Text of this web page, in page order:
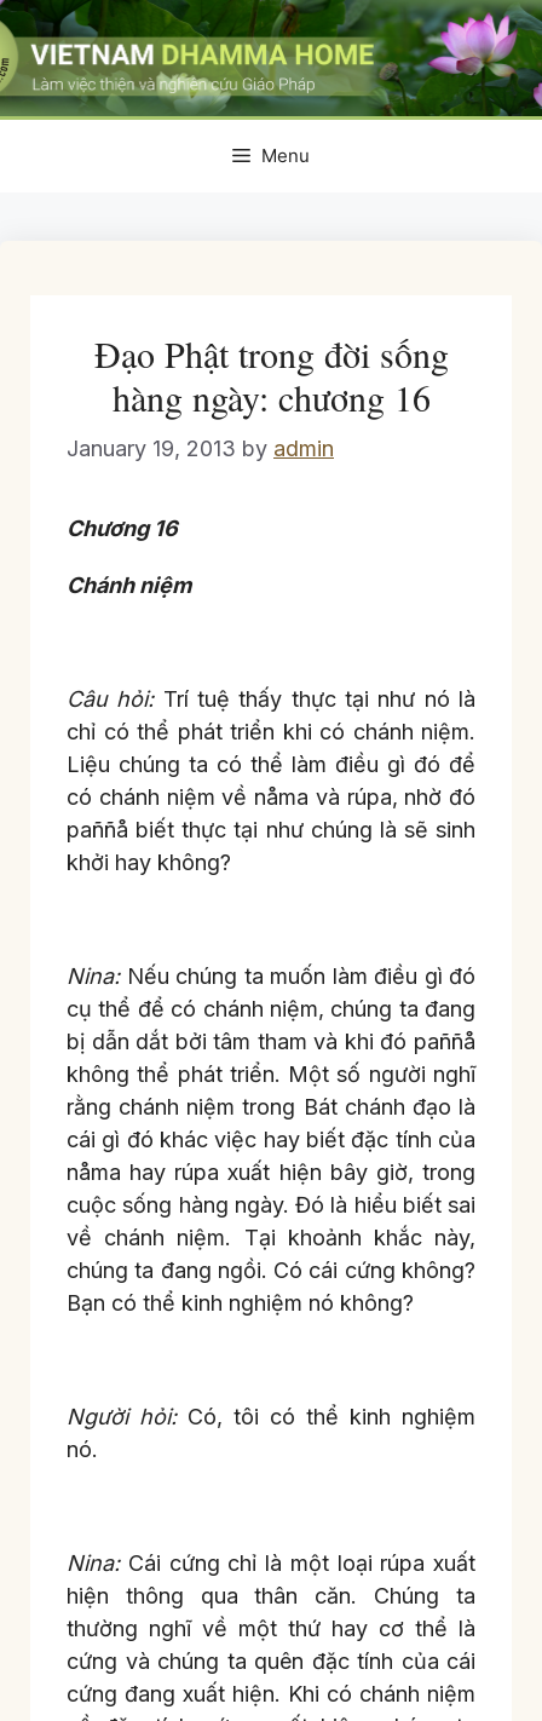
Skip
to
content
Menu
Đạo Phật trong đời sống
hàng ngày: chương 16
January 19, 2013 by admin
Chương 16
Chánh niệm
Câu hỏi:Trí tuệ thấy thực tại như nó là
chỉ có thể phát triển khi có chánh niệm.
Liệu chúng ta có thể làm điều gì đó để
có chánh niệm về nåma và rúpa, nhờ đó
paññå biết thực tại như chúng là sẽ sinh
khởi hay không?
Nina:Nếu chúng ta muốn làm điều gì đó
cụ thể để có chánh niệm, chúng ta đang
bị dẫn dắt bởi tâm tham và khi đó paññå
không thể phát triển. Một số người nghĩ
rằng chánh niệm trong Bát chánh đạo là
cái gì đó khác việc hay biết đặc tính của
nåma hay rúpa xuất hiện bây giờ, trong
cuộc sống hàng ngày. Đó là hiểu biết sai
về chánh niệm. Tại khoảnh khắc này,
chúng ta đang ngồi. Có cái cứng không?
Bạn có thể kinh nghiệm nó không?
Người hỏi:Có, tôi có thể kinh nghiệm
nó.
Nina:Cái cứng chỉ là một loại rúpa xuất
hiện thông qua thân căn. Chúng ta
thường nghĩ về một thứ hay cơ thể là
cứng và chúng ta quên đặc tính của cái
cứng đang xuất hiện. Khi có chánh niệm